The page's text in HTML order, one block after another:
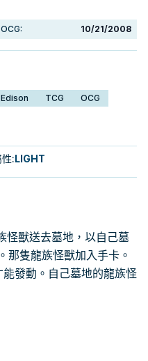
OCG: 10/21/2008
Edison TCG
OCG
性:LIGHT
怪獸送去墓地，以自己墓
那隻龍族怪獸加入手卡。
發動。自己墓地的龍族怪